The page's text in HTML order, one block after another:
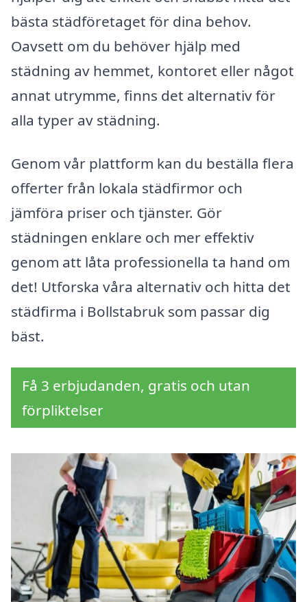
bästa städföretaget för dina behov.
Oavsett om du behöver hjälp med
städning av hemmet, kontoret eller något
annat utrymme, finns det alternativ för
alla typer av städning.
Genom vår plattform kan du beställa flera
offerter från lokala städfirmor och
jämföra priser och tjänster. Gör
städningen enklare och mer effektiv
genom att låta professionella ta hand om
det! Utforska våra alternativ och hitta det
städfirma i Bollstabruk som passar dig
bäst.
Få 3 erbjudanden, gratis och utan
förpliktelser